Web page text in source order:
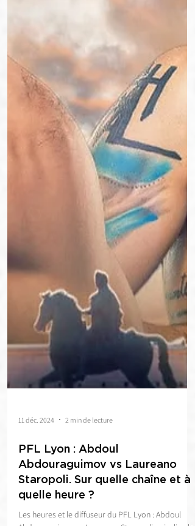
11 déc. 2024 2 min de lecture
PFL Lyon : Abdoul
Abdouraguimov vs Laureano
Staropoli. Sur quelle chaîne et à
quelle heure ?